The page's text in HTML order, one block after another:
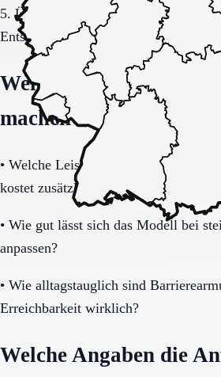
5. Übergang, Kommunikation und
Entscheidung vollständig klären.
Welche Fragen den
machen
• Welche Leistungen sind im
kostet zusätzlich?
• Wie gut lässt sich das Modell bei
anpassen?
• Wie alltagstauglich sind
Erreichbarkeit wirklich?
Welche Angaben die